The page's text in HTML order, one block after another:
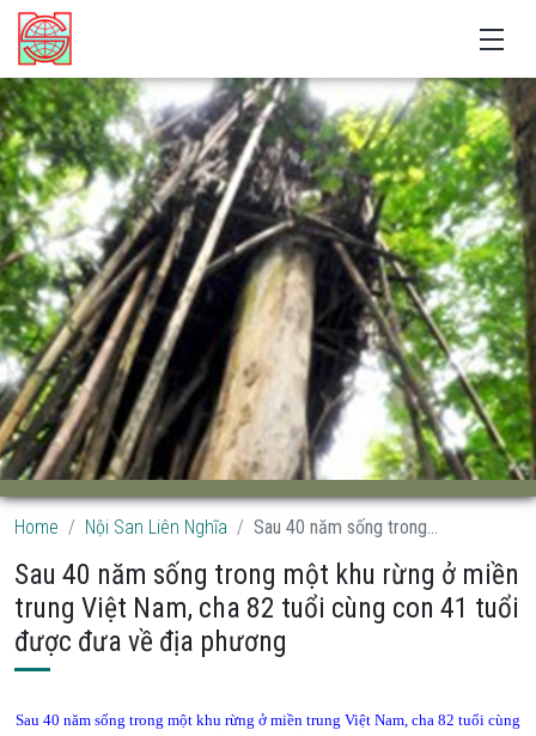
Home Nội San Liên Nghĩa Sau 40 năm sống trong...
Sau 40 năm sống trong một khu rừng ở miền
trung Việt Nam, cha 82 tuổi cùng con 41 tuổi
được đưa về địa phương
Sau 40 năm sống trong một khu rừng ở miền trung Việt Nam, cha 82 tuổi cùng